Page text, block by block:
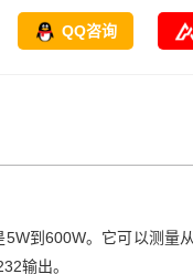
QQ咨询
到600W。它可以测量
输出。